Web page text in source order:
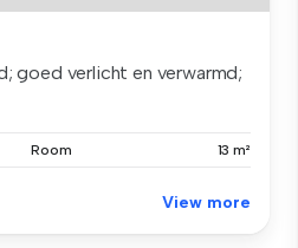
goed verlicht en verwarmd;
Room 13 m²
View more